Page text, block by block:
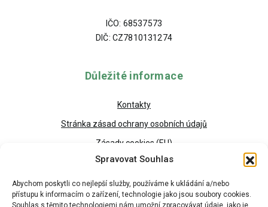
Spravovat Souhlas
Abychom poskytli co nejlepší služby, používáme k ukládání a/nebo
přístupu k informacím o zařízení, technologie jako jsou soubory cookies.
Souhlas s těmito technologiemi nám umožní zpracovávat údaje, jako je
IČO: 68537573
DIČ: CZ7810131274
Důležité informace
Kontakty
Stránka zásad ochrany osobních údajů
Zásady cookies (EU)